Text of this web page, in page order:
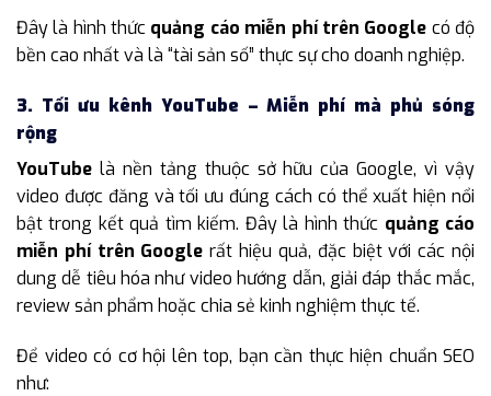
Đây là hình thức quảng cáo miễn phí trên Google có độ
bền cao nhất và là “tài sản số” thực sự cho doanh nghiệp.
3. Tối ưu kênh YouTube – Miễn phí mà phủ sóng
rộng
YouTube là nền tảng thuộc sở hữu của Google, vì vậy
video được đăng và tối ưu đúng cách có thể xuất hiện nổi
bật trong kết quả tìm kiếm. Đây là hình thức quảng cáo
miễn phí trên Google rất hiệu quả, đặc biệt với các nội
dung dễ tiêu hóa như video hướng dẫn, giải đáp thắc mắc,
review sản phẩm hoặc chia sẻ kinh nghiệm thực tế.
Để video có cơ hội lên top, bạn cần thực hiện chuẩn SEO
như: